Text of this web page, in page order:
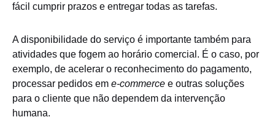
fácil cumprir prazos e entregar todas as tarefas.
A disponibilidade do serviço é importante também para
atividades que fogem ao horário comercial. É o caso, por
exemplo, de acelerar o reconhecimento do pagamento,
processar pedidos em e-commerce e outras soluções
para o cliente que não dependem da intervenção
humana.